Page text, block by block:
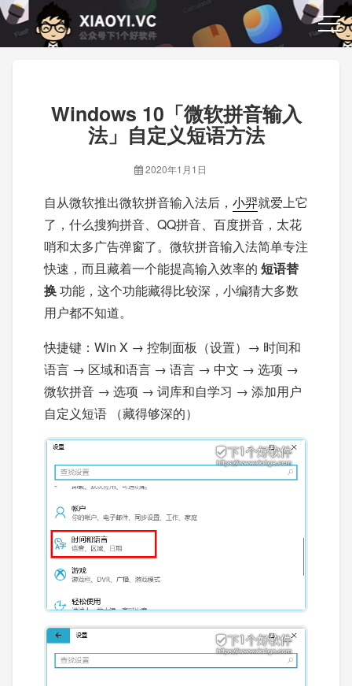
Windows 10「微软拼音输入
法」自定义短语方法
2020年1月1日
自从微软推出微软拼音输入法后， 小羿就爱上它
了，什么搜狗拼音、QQ拼音、百度拼音，太花
哨和太多广告弹窗了。微软拼音输入法简单专注
快速，而且藏着一个能提高输入效率的 短语替
换功能，这个功能藏得比较深，小编猜大多数
用户都不知道。
快捷键：Win X → 控制面板（设置）→ 时间和
语言 → 区域和语言 → 语言 → 中文 → 选项 →
微软拼音 → 选项 → 词库和自学习 → 添加用户
自定义短语 （藏得够深的）